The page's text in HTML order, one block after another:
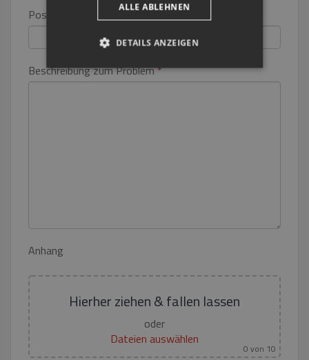
Position Nr.
Beschreibung zum Problem*
Anhang
Hierher ziehen & fallen lassen
oder
Dateien auswählen
0 von 10
ALLE ABLEHNEN
DETAILS ANZEIGEN
UNBEDINGT ERFORDERLICH
Unklassifizierte
wesentliche Kernfunktionen der Website wie die
Benutzeranmeldung und die Kontoverwaltung.